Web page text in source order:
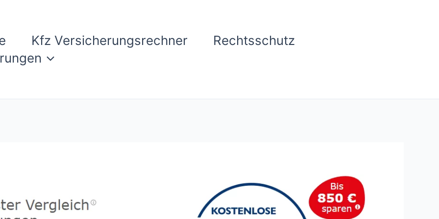
Kfz Versicherungsrechner
Rechtsschutz